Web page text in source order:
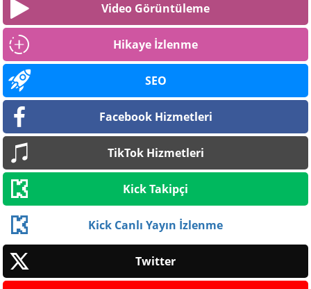
Video Görüntüleme
Hikaye İzlenme
SEO
Facebook Hizmetleri
TikTok Hizmetleri
Kick Takipçi
Kick Canlı Yayın İzlenme
Twitter